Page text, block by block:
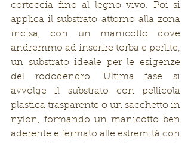
corteccia fino al legno vivo. Poi si
applica il substrato attorno alla zona
incisa, con un manicotto dove
andremmo ad inserire torba e perlite,
un substrato ideale per le esigenze
del rododendro. Ultima fase si
avvolge il substrato con pellicola
plastica trasparente o un sacchetto in
nylon, formando un manicotto ben
aderente e fermato alle estremità con